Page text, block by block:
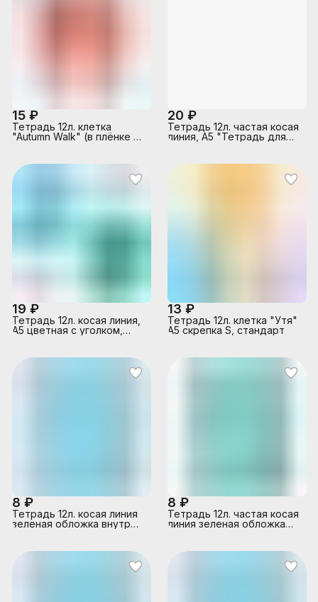
15 ₽
Тетрадь 12л. клетка
"Autumn Walk" (в плёнке по
20 ₽
Тетрадь 12л. частая косая
линия, А5 "Тетрадь для
19 ₽
Тетрадь 12л. косая линия,
А5 цветная с уголком,
13 ₽
Тетрадь 12л. клетка "Утя"
А5 скрепка S, стандарт
8 ₽
Тетрадь 12л. косая линия
зеленая обложка внутр
8 ₽
Тетрадь 12л. частая косая
линия зеленая обложка
60г/м2